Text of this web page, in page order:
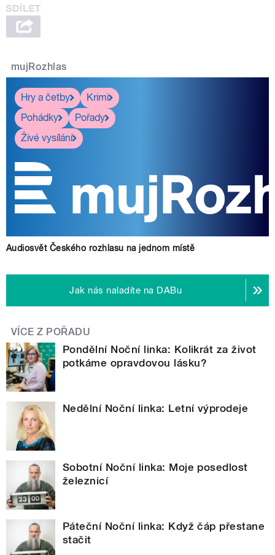
mujRozhlas
Hry a četby
Krimi
Pohádky
Pořady
Živé vysílání
Audiosvět Českého rozhlasu na jednom místě
Jak nás naladíte na DABu
VÍCE Z POŘADU
Pondělní Noční linka: Kolikrát za život
potkáme opravdovou lásku?
Nedělní Noční linka: Letní výprodeje
Sobotní Noční linka: Moje posedlost
železnicí
Páteční Noční linka: Když čáp přestane
stačit